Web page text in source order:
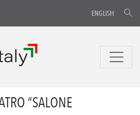
ENGLISH
“SALONE